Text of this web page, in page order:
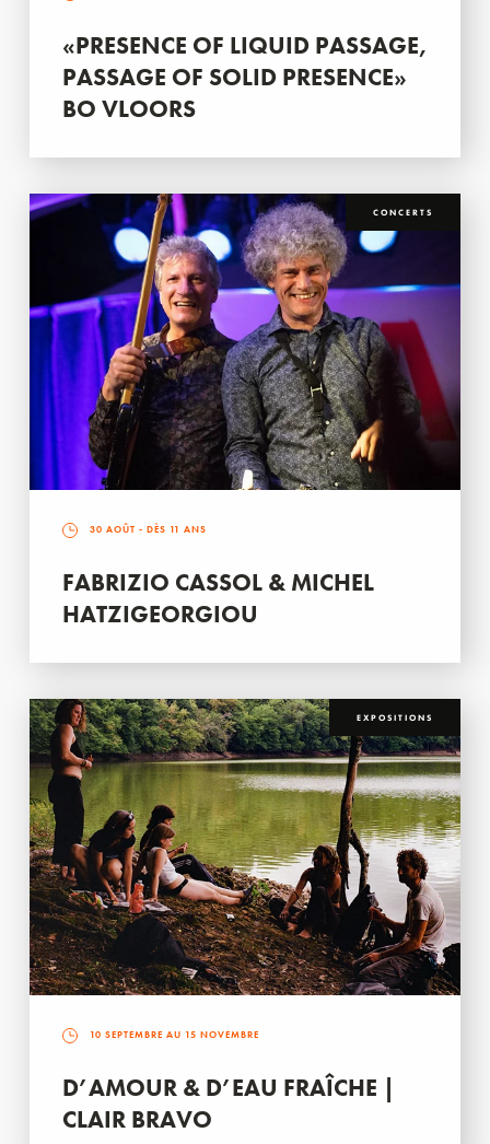
«PRESENCE OF LIQUID PASSAGE,
PASSAGE OF SOLID PRESENCE»
BO VLOORS
CONCERTS
30 AOÛT - DÈS 11 ANS
FABRIZIO CASSOL & MICHEL
HATZIGEORGIOU
EXPOSITIONS
10 SEPTEMBRE AU 15 NOVEMBRE
D’AMOUR & D’EAU FRAÎCHE |
CLAIR BRAVO